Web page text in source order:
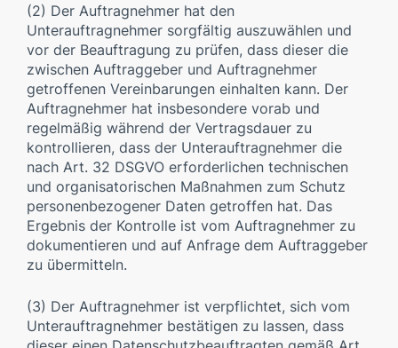
(2) Der Auftragnehmer hat den
Unterauftragnehmer sorgfältig auszuwählen und
vor der Beauftragung zu prüfen, dass dieser die
zwischen Auftraggeber und Auftragnehmer
getroffenen Vereinbarungen einhalten kann. Der
Auftragnehmer hat insbesondere vorab und
regelmäßig während der Vertragsdauer zu
kontrollieren, dass der Unterauftragnehmer die
nach Art. 32 DSGVO erforderlichen technischen
und organisatorischen Maßnahmen zum Schutz
personenbezogener Daten getroffen hat. Das
Ergebnis der Kontrolle ist vom Auftragnehmer zu
dokumentieren und auf Anfrage dem Auftraggeber
zu übermitteln.
(3) Der Auftragnehmer ist verpflichtet, sich vom
Unterauftragnehmer bestätigen zu lassen, dass